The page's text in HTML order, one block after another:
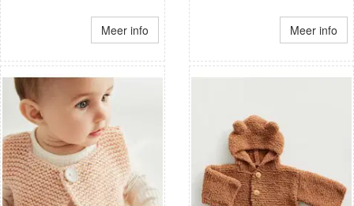
Meer info Meer info